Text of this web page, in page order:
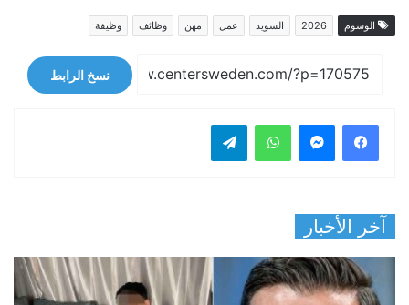
الوسوم 2026 السويد عمل مهن وظائف وظيفة
نسخ الرابط
فيسبوك واتساب
آخر الأخبار